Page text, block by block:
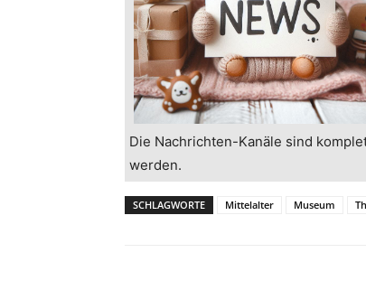
Die Nachrichten-Kanäle sind
werden.
SCHLAGWORTE Mittelalter Museum